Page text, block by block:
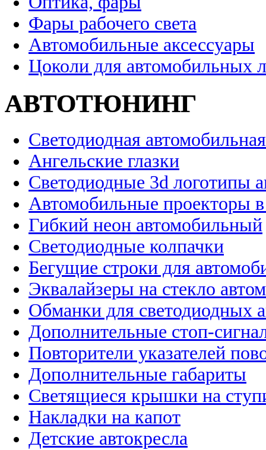
Фары рабочего света
Автомобильные аксессуары
Цоколи для автомобильных
АВТОТЮНИНГ
Светодиодная
Ангельские глазки
Светодиодные 3d логотипы
Автомобильные проекторы
Гибкий неон автомобильный
Светодиодные колпачки
Бегущие строки для
Эквалайзеры на стекло
Обманки для светодиодных
Дополнительные стоп-
Повторители указателей
Дополнительные габариты
Светящиеся крышки на
Накладки на капот
Детские автокресла